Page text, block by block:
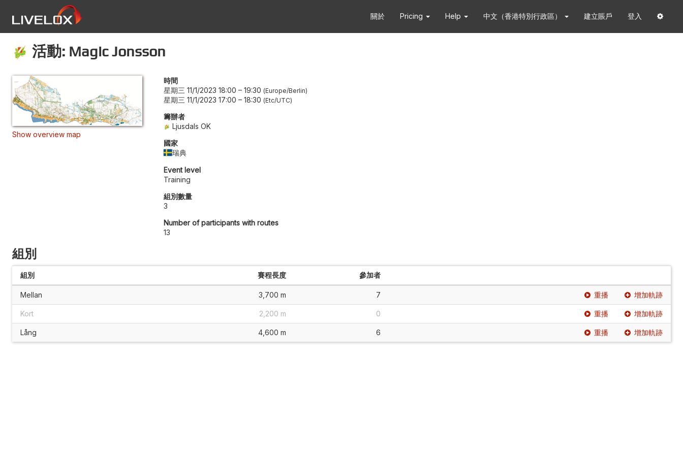
關於 Pricing Help 中文（香港特別行政區） 建立賬戶 登入
活動: Magic Jonsson
Show overview map
時間
星期三 11/1/2023 18:00 – 19:30 Europe/Berlin
星期三 11/1/2023 17:00 – 18:30 Etc/UTC
籌辦者
Ljusdals OK
國家
瑞典
Event level
Training
組別數量
3
Number of participants with routes
13
組別
組別 賽程長度 參加者
Mellan 3,700 m 7 重播 增加軌跡
Kort 2,200 m 0 重播 增加軌跡
Lång 4,600 m 6 重播 增加軌跡